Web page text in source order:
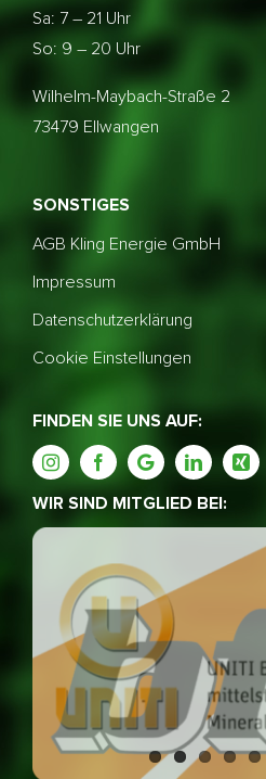
Sa: 7 – 21 Uhr
So: 9 – 20 Uhr
Wilhelm-Maybach-Straße 2
73479 Ellwangen
SONSTIGES
AGB Kling Energie GmbH
Impressum
Datenschutzerklärung
Cookie Einstellungen
FINDEN SIE UNS AUF:
WIR SIND MITGLIED BEI: